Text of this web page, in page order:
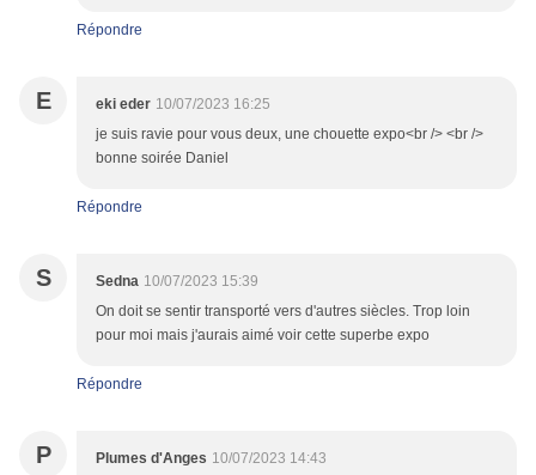
Répondre
E eki eder 10/07/2023 16:25
je suis ravie pour vous deux, une chouette expo<br /> <br />
bonne soirée Daniel
Répondre
S Sedna 10/07/2023 15:39
On doit se sentir transporté vers d'autres siècles. Trop loin
pour moi mais j'aurais aimé voir cette superbe expo
Répondre
P Plumes d'Anges 10/07/2023 14:43